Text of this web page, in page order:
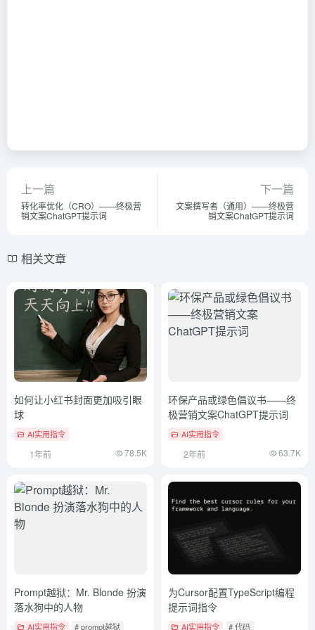
上一篇
转化率优化（CRO）——终极营
销文案ChatGPT提示词
下一篇
文案撰写者（通用）——终极营
销文案ChatGPT提示词
相关文章
如何让小红书封面更加吸引眼
球
AI实用指令
1年前 78.5K
环保产品或绿色倡议书——终
极营销文案ChatGPT提示词
AI实用指令
2年前 63.7K
Prompt越狱：Mr. Blonde 扮演
落水狗中的人物
AI实用指令 # prompt越狱
为Cursor配置TypeScript编程
提示词指令
AI实用指令 # 代码